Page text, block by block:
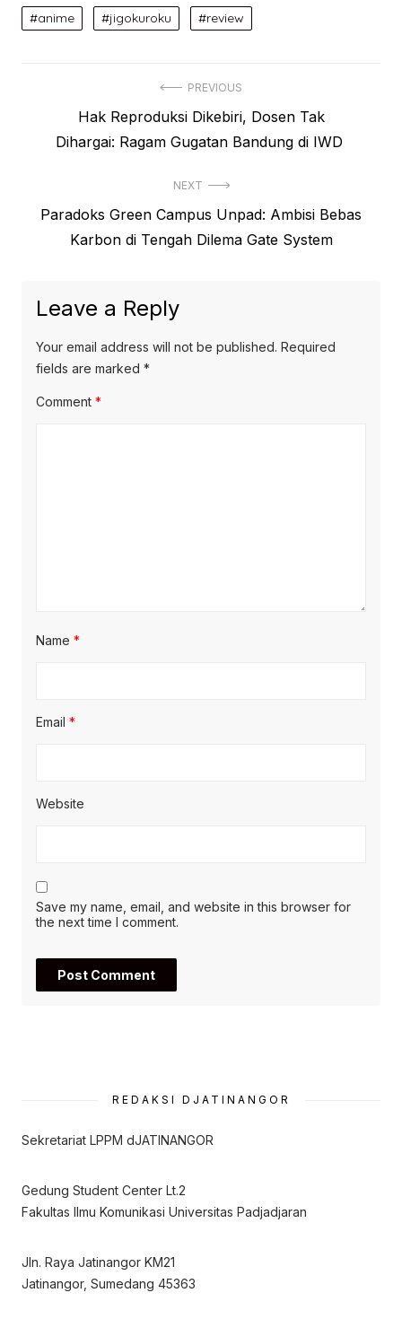
anime jigokuroku review
navigation
PREVIOUS
Previous
post:
Hak Reproduksi Dikebiri, Dosen Tak
Dihargai: Ragam Gugatan Bandung di IWD
NEXT
Next
Paradoks Green Campus Unpad: Ambisi Bebas
Karbon di Tengah Dilema Gate System
Leave a Reply
Your email address will not be published. Required
fields are marked *
Comment *
Name *
Email *
Website
Save my name, email, and website in this browser for
the next time I comment.
REDAKSI DJATINANGOR
Sekretariat LPPM dJATINANGOR
Gedung Student Center Lt.2
Fakultas Ilmu Komunikasi Universitas Padjadjaran
Jln. Raya Jatinangor KM21
Jatinangor, Sumedang 45363